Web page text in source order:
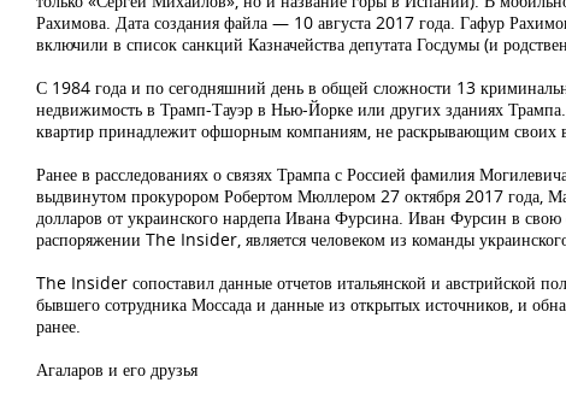
Рахимова. Дата создания файла — 10 августа 2017 года. Гафур
включили в список санкций Казначейства депутата Госдумы (и
С 1984 года и по сегодняшний день в общей сложности 13
недвижимость в Трамп-Тауэр в Нью-Йорке или других зданиях
квартир принадлежит офшорным компаниям, не раскрывающим своих
Ранее в расследованиях о связях Трампа с Россией фамилия
выдвинутом прокурором Робертом Мюллером 27 октября 2017
долларов от украинского нардепа Ивана Фурсина. Иван Фурсин в
распоряжении The Insider, является человеком из команды
The Insider сопоставил данные отчетов итальянской и австрийской
бывшего сотрудника Моссада и данные из открытых источников, и
ранее.
Агаларов и его друзья